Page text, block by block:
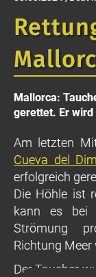
Mallorca:
gerettet. Er
Am letzten
Cueva del
erfolgreich
Die Höhle ist
kann es bei
Strömung
Richtung Meer
Der Taucher